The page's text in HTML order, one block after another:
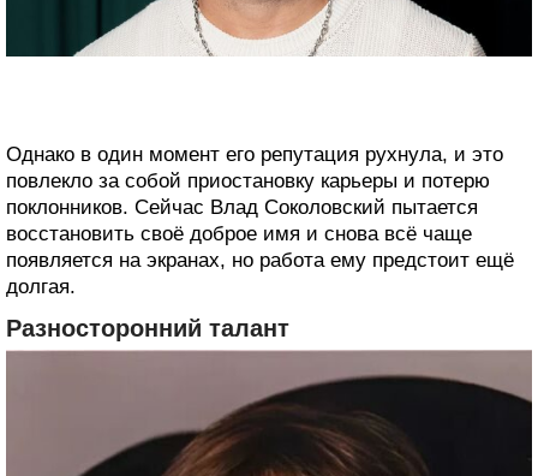
Однако в один момент его репутация рухнула, и это
повлекло за собой приостановку карьеры и потерю
поклонников. Сейчас Влад Соколовский пытается
восстановить своё доброе имя и снова всё чаще
появляется на экранах, но работа ему предстоит ещё
долгая.
Разносторонний талант